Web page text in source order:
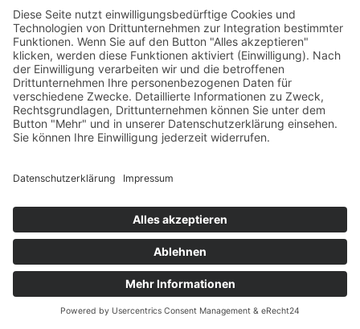
Frühlingszeit = Fastenzeit
1. Februar 202523. Mai 2025Allgemeines,Ernährung,Heilpraktik
Kreis Olpe,TherapeutenvonSonja Hümmeler
Für mich ist das Basenfasten ein sanfter Weg, um wieder in meine
Balance zu kommen - körperlich und auch mental!
Ethische Grundlagen
Datenschutzerklärung
Datenschutzerklärung/ Gesundheitswelt © 2024